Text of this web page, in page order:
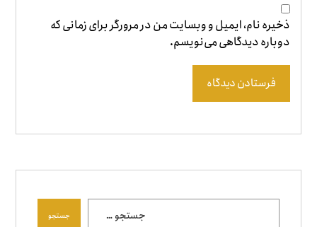
ذخیره نام، ایمیل و وبسایت من در مرورگر برای زمانی که
دوباره دیدگاهی می‌نویسم.
فرستادن دیدگاه
جستجو